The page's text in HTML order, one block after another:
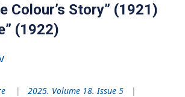
Colour’s Story” (1921)
(1922)
2025. Volume 18. Issue 5